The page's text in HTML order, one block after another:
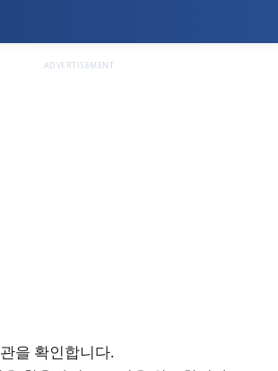
ADVERTISEMENT
을 확인합니다.